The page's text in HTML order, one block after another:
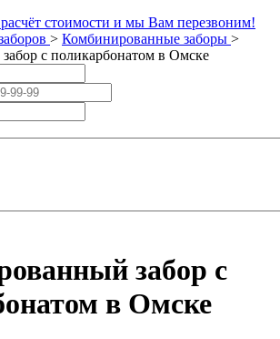
расчёт стоимости и мы Вам перезвоним!
> Комбинированные заборы >
с поликарбонатом в Омске
забор с
в Омске